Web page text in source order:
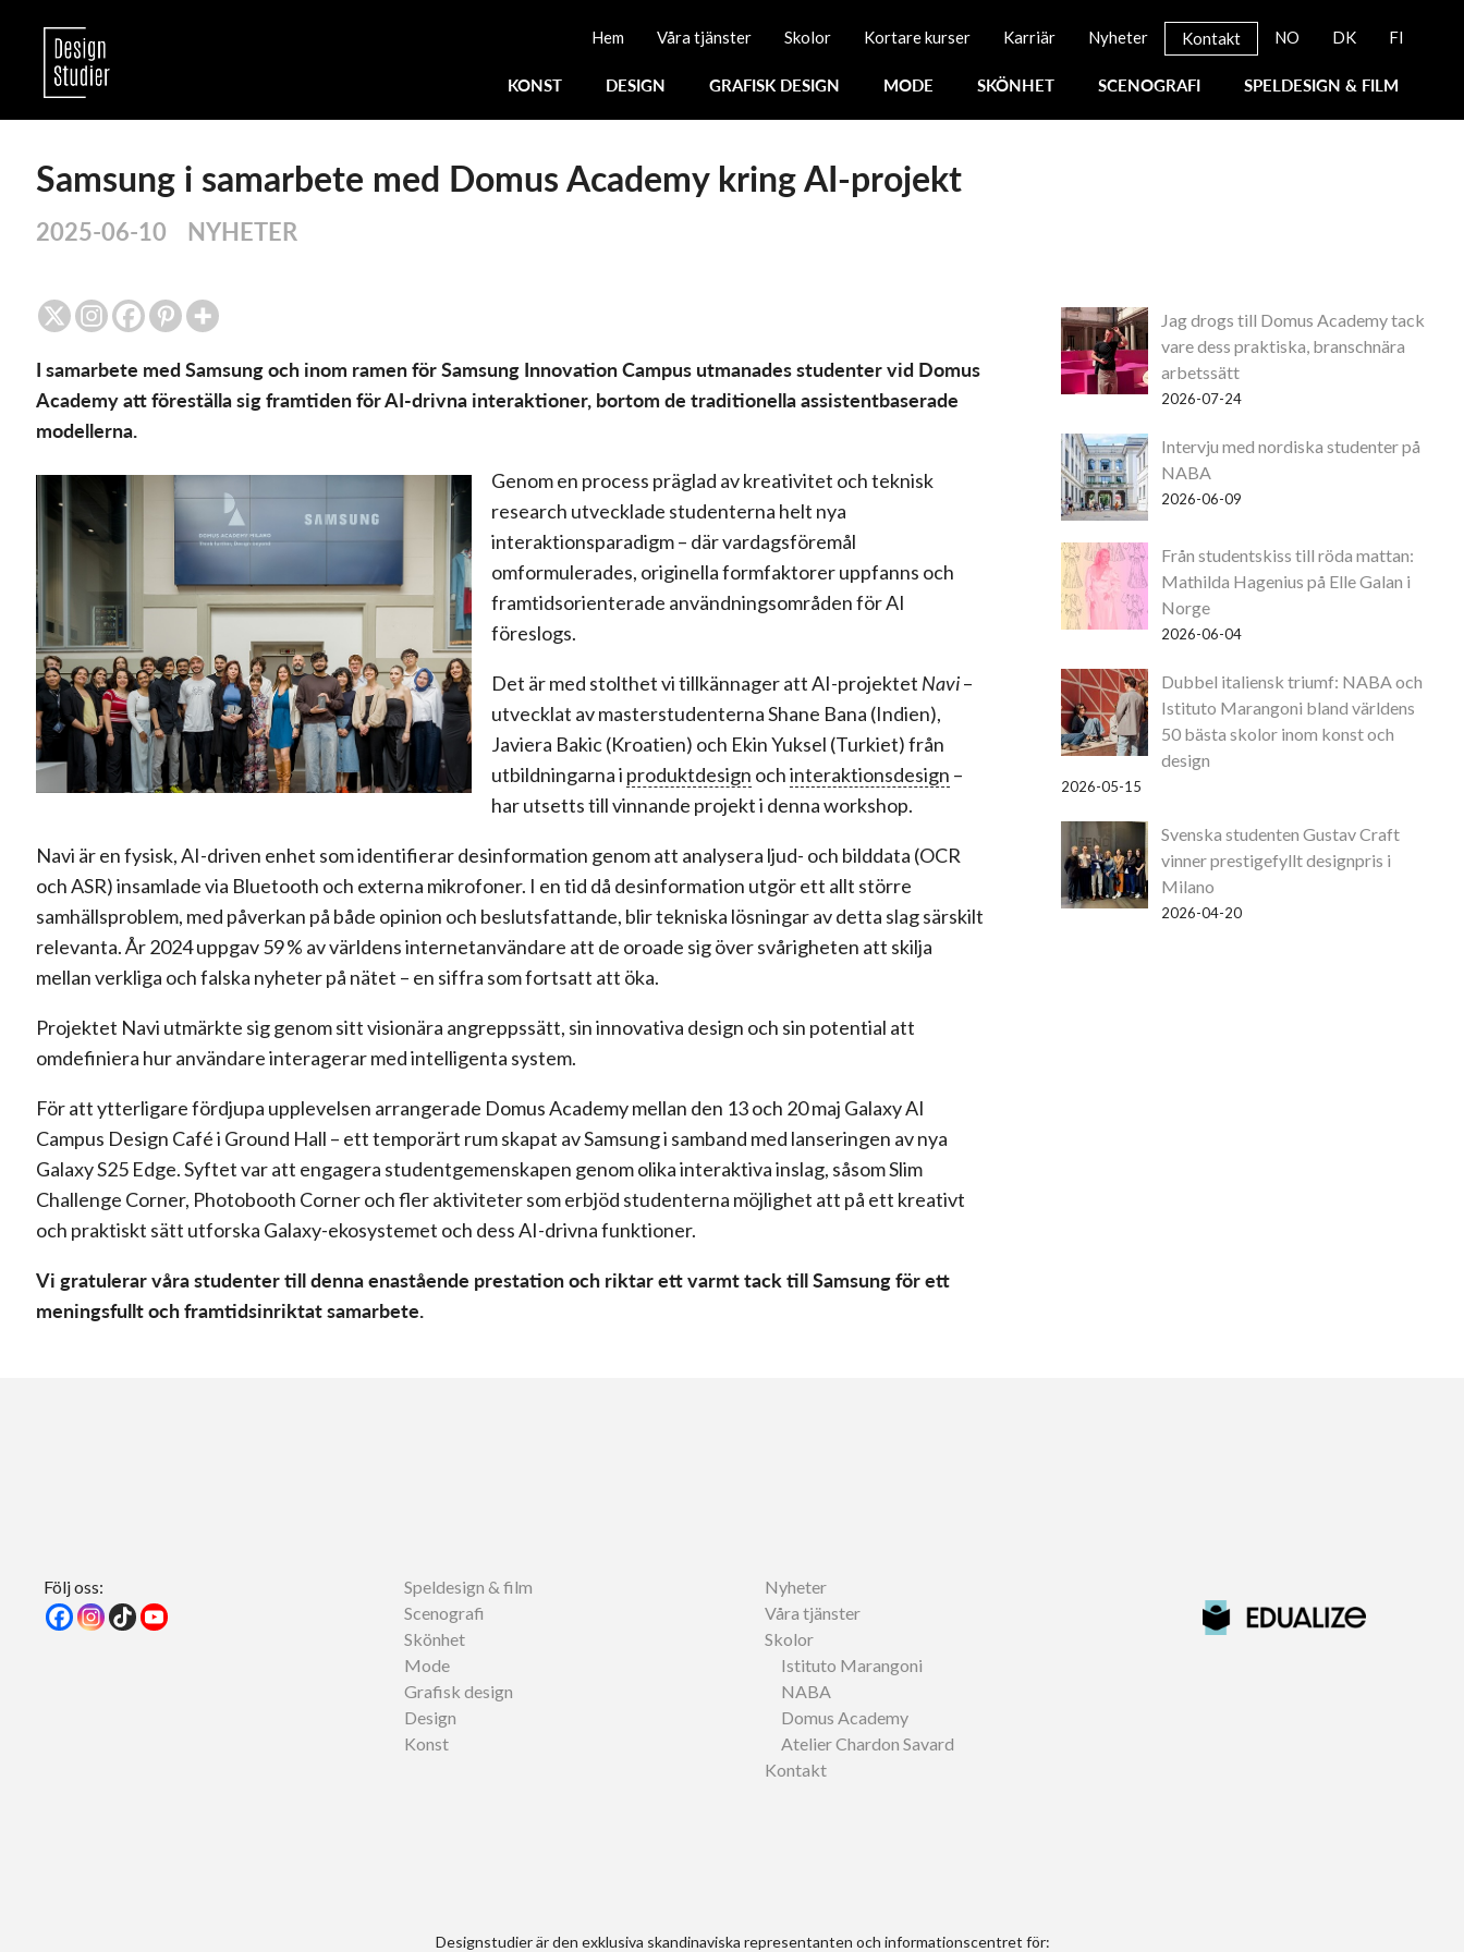
FI
DK
NO
Kontakt
Nyheter
Karriär
Kortare kurser
Skolor
Våra tjänster
Hem
SPELDESIGN & FILM
SCENOGRAFI
SKÖNHET
MODE
GRAFISK DESIGN
DESIGN
KONST
Samsung i samarbete med Domus Academy kring AI-projekt
2025-06-10 NYHETER
I samarbete med Samsung och inom ramen för Samsung Innovation Campus utmanades studenter vid Domus
Academy att föreställa sig framtiden för AI-drivna interaktioner, bortom de traditionella assistentbaserade
modellerna.
Genom en process präglad av kreativitet och teknisk
research utvecklade studenterna helt nya
interaktionsparadigm – där vardagsföremål
omformulerades, originella formfaktorer uppfanns och
framtidsorienterade användningsområden för AI
föreslogs.
Det är med stolthet vi tillkännager att AI-projektet Navi–
utvecklat av masterstudenterna Shane Bana (Indien),
Javiera Bakic (Kroatien) och Ekin Yuksel (Turkiet) från
utbildningarna i produktdesign ochinteraktionsdesign –
har utsetts till vinnande projekt i denna workshop.
Navi är en fysisk, AI-driven enhet som identifierar desinformation genom att analysera ljud- och bilddata (OCR
och ASR) insamlade via Bluetooth och externa mikrofoner. I en tid då desinformation utgör ett allt större
samhällsproblem, med påverkan på både opinion och beslutsfattande, blir tekniska lösningar av detta slag särskilt
relevanta. År 2024 uppgav 59 % av världens internetanvändare att de oroade sig över svårigheten att skilja
mellan verkliga och falska nyheter på nätet – en siffra som fortsatt att öka.
Projektet Navi utmärkte sig genom sitt visionära angreppssätt, sin innovativa design och sin potential att
omdefiniera hur användare interagerar med intelligenta system.
För att ytterligare fördjupa upplevelsen arrangerade Domus Academy mellan den 13 och 20 maj Galaxy AI
Campus Design Café i Ground Hall – ett temporärt rum skapat av Samsung i samband med lanseringen av nya
Galaxy S25 Edge. Syftet var att engagera studentgemenskapen genom olika interaktiva inslag, såsom Slim
Challenge Corner, Photobooth Corner och fler aktiviteter som erbjöd studenterna möjlighet att på ett kreativt
och praktiskt sätt utforska Galaxy-ekosystemet och dess AI-drivna funktioner.
Vi gratulerar våra studenter till denna enastående prestation och riktar ett varmt tack till Samsung för ett
meningsfullt och framtidsinriktat samarbete.
Jag drogs till Domus Academy tack
vare dess praktiska, branschnära
arbetssätt
2026-07-24
Intervju med nordiska studenter på
NABA
2026-06-09
Från studentskiss till röda mattan:
Mathilda Hagenius på Elle Galan i
Norge
2026-06-04
Dubbel italiensk triumf: NABA och
Istituto Marangoni bland världens
50 bästa skolor inom konst och
design
2026-05-15
Svenska studenten Gustav Craft
vinner prestigefyllt designpris i
Milano
2026-04-20
Följ oss:
Speldesign & film
Scenografi
Skönhet
Mode
Grafisk design
Design
Konst
Nyheter
Våra tjänster
Skolor
Istituto Marangoni
NABA
Domus Academy
Atelier Chardon Savard
Kontakt
Designstudier är den exklusiva skandinaviska representanten och informationscentret för: